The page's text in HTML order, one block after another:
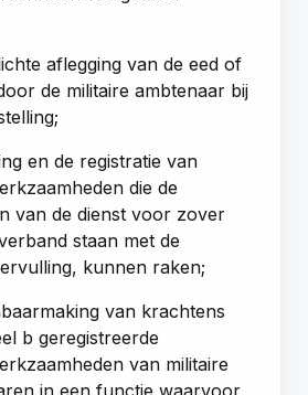
aflegging van de eed of
de militaire ambtenaar bij
en de registratie van
die de
van de dienst voor zover
staan met de
kunnen raken;
van krachtens
b geregistreerde
van militaire
in een functie waarvoor